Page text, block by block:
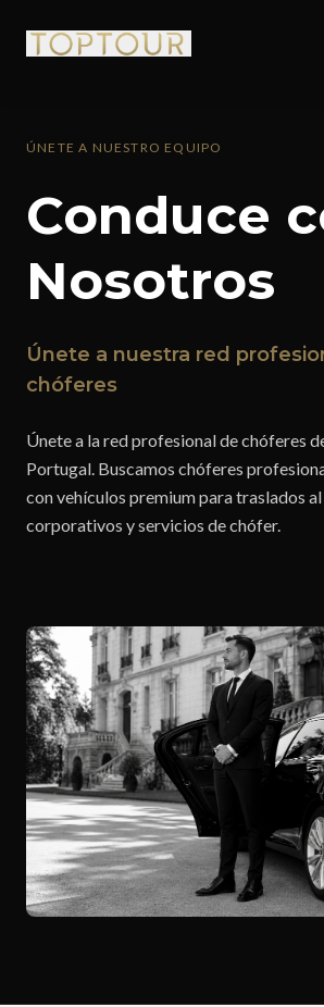
ÚNETE A NUESTRO EQUIPO
Conduce
Nosotros
Únete a nuestra red
chóferes
Únete a la red profesional de chóferes
Portugal. Buscamos chóferes
con vehículos premium para traslados
corporativos y servicios de chófer.